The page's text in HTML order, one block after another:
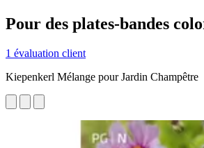
Pour des plates-bandes
1 évaluation client
Kiepenkerl Mélange pour Jardin Champêtre